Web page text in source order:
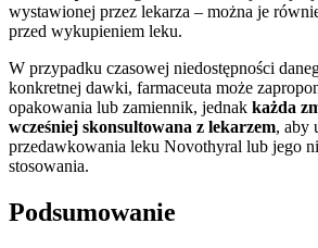
wystawionej przez lekarza – można je
przed wykupieniem leku.
W przypadku czasowej niedostępności
konkretnej dawki, farmaceuta może
opakowania lub zamiennik, jednak każda
wcześniej skonsultowana z lekarzem, aby
przedawkowania leku Novothyral lub jego
stosowania.
Podsumowanie